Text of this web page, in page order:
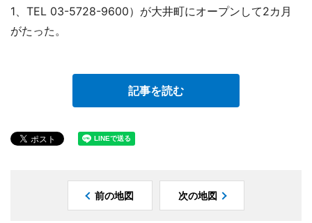
1、TEL 03-5728-9600）が大井町にオープンして2カ月
がたった。
記事を読む
前の地図 次の地図